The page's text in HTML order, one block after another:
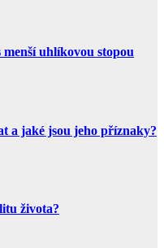
uhlíkovou stopou
a jaké jsou jeho příznaky?
života?